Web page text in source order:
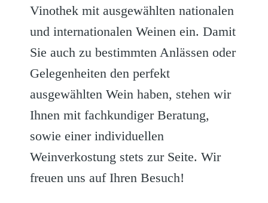
Vinothek mit ausgewählten nationalen
und internationalen Weinen ein. Damit
Sie auch zu bestimmten Anlässen oder
Gelegenheiten den perfekt
ausgewählten Wein haben, stehen wir
Ihnen mit fachkundiger Beratung,
sowie einer individuellen
Weinverkostung stets zur Seite. Wir
freuen uns auf Ihren Besuch!